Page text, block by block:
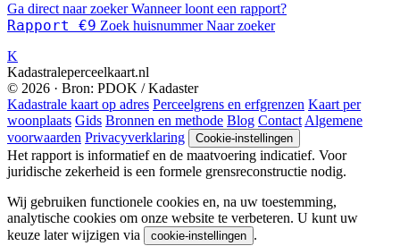
Ga direct naar zoekerWanneer loont een rapport?
Rapport €9 Zoek huisnummer Naar zoeker
K
Kadastraleperceelkaart.nl
© 2026 · Bron: PDOK / Kadaster
Kadastrale kaart op adres Perceelgrens en erfgrenzen Kaart per
woonplaats Gids Bronnen en methode Blog Contact Algemene
voorwaarden Privacyverklaring Cookie-instellingen
Het rapport is informatief en de maatvoering indicatief. Voor
juridische zekerheid is een formele grensreconstructie nodig.
Wij gebruiken functionele cookies en, na uw toestemming,
analytische cookies om onze website te verbeteren. U kunt uw
keuze later wijzigen via
cookie-instellingen .